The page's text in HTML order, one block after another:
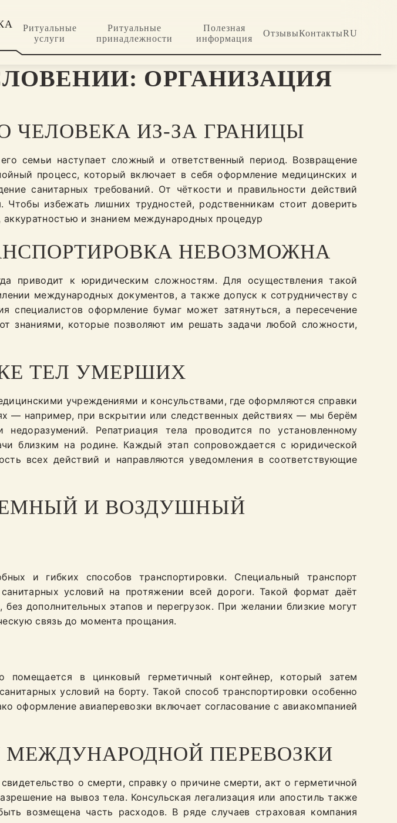
Ритуальные
услуги
Ритуальные
принадлежности
Полезная
информация
ОтзывыКонтактыRU
ОРГАНИЗАЦИЯ
ЧЕЛОВЕКА ИЗ-ЗА ГРАНИЦЫ
семьи наступает сложный и ответственный период. Возвращение
процесс, который включает в себя оформление медицинских и
санитарных требований. От чёткости и правильности действий
избежать лишних трудностей, родственникам стоит доверить
и знанием международных процедур
НЕВОЗМОЖНА
приводит к юридическим сложностям. Для осуществления такой
международных документов, а также допуск к сотрудничеству с
специалистов оформление бумаг может затянуться, а пересечение
знаниями, которые позволяют им решать задачи любой сложности,
ТЕЛ УМЕРШИХ
учреждениями и консульствами, где оформляются справки
— например, при вскрытии или следственных действиях — мы берём
Репатриация тела проводится по установленному
близким на родине. Каждый этап сопровождается с юридической
всех действий и направляются уведомления в соответствующие
И ВОЗДУШНЫЙ
и гибких способов транспортировки. Специальный транспорт
условий на протяжении всей дороги. Такой формат даёт
дополнительных этапов и перегрузок. При желании близкие могут
связь до момента прощания.
помещается в цинковый герметичный контейнер, который затем
условий на борту. Такой способ транспортировки особенно
оформление авиаперевозки включает согласование с авиакомпанией
ПЕРЕВОЗКИ
о смерти, справку о причине смерти, акт о герметичной
на вывоз тела. Консульская легализация или апостиль также
возмещена часть расходов. В ряде случаев страховая компания